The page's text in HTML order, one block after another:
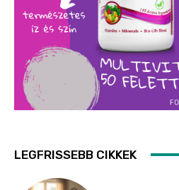
LEGFRISSEBB CIKKEK